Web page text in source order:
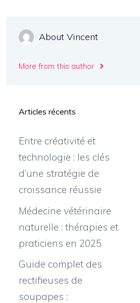
About Vincent
More from this author
Articles récents
Entre créativité et
technologie : les clés
d’une stratégie de
croissance réussie
Médecine vétérinaire
naturelle : thérapies et
praticiens en 2025
Guide complet des
rectifieuses de
soupapes :